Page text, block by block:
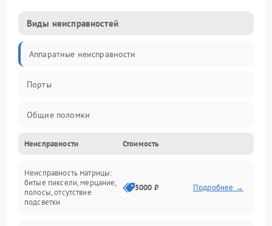
Виды неисправностей
Аппаратные неисправности
Порты
Общие поломки
Устройства
Программные ошибки
Электрические и системные сбои
Неисправности Стоимость
Неисправность матрицы:
битые пиксели, мерцание,
полосы, отсутствие
подсветки
5000 ₽ Подробнее →